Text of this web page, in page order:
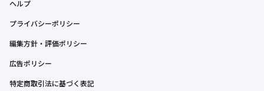
ヘルプ
プライバシーポリシー
編集方針・評価ポリシー
広告ポリシー
特定商取引法に基づく表記